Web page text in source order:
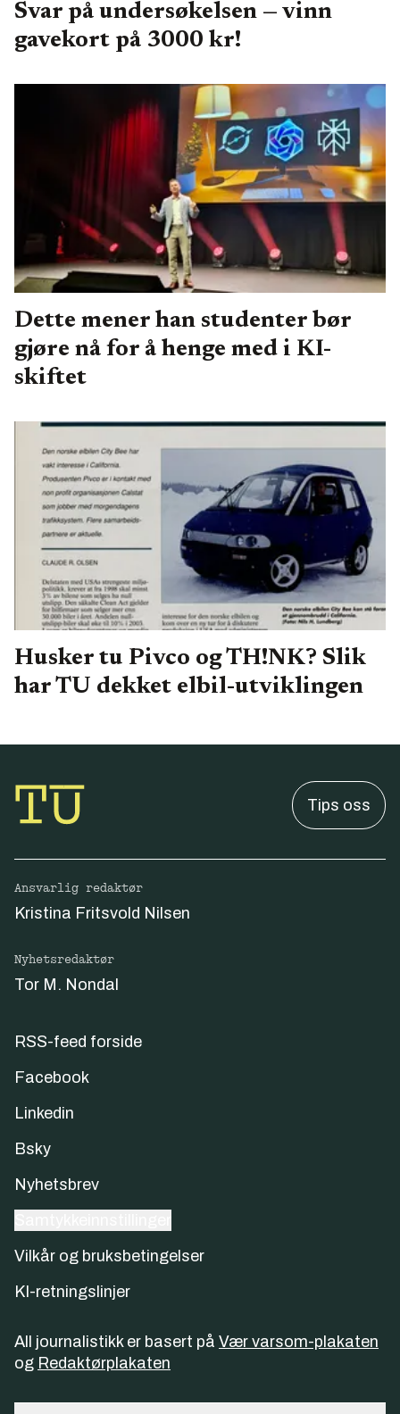
Svar på undersøkelsen — vinn
gavekort på 3000 kr!
Dette mener han studenter bør
gjøre nå for å henge med i KI-
skiftet
Husker tu Pivco og TH!NK? Slik
har TU dekket elbil-utviklingen
Tips oss
Ansvarlig redaktør
Kristina Fritsvold Nilsen
Nyhetsredaktør
Tor M. Nondal
RSS-feed forside
Facebook
Linkedin
Bsky
Nyhetsbrev
Vilkår og bruksbetingelser
KI-retningslinjer
All journalistikk er basert på Vær varsom-plakaten
og Redaktørplakaten